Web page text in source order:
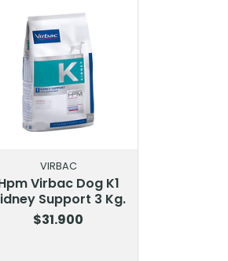
PRO PLAN
Pro Plan Sensitive
Skin Salmon
Medianos Y Grandes